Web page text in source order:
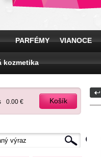
PARFÉMY VIANOCE
kozmetika
0.00 € Košík